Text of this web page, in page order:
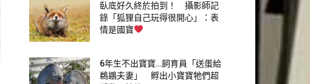
臥底好久終於拍到！ 攝影師記
錄「狐狸自己玩得很開心」：表
情是國寶
6年生不出寶寶…飼育員「送蛋給
鵜鶘夫妻」 孵出小寶寶牠們超